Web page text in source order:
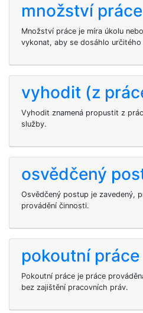
množství práce
Množství práce je míra úkolu
vykonat, aby se dosáhlo určitého
vyhodit (z
Vyhodit znamená propustit z
služby.
osvědčený
Osvědčený postup je zavedený,
provádění činnosti.
pokoutní práce
Pokoutní práce je práce
bez zajištění pracovních práv.